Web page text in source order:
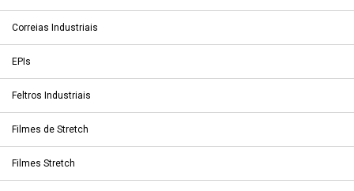
Correias Industriais
EPIs
Feltros Industriais
Filmes de Stretch
Filmes Stretch